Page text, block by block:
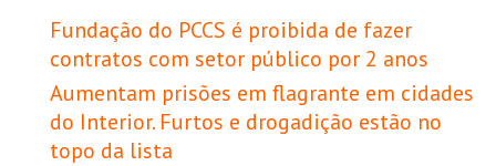
Fundação do PCCS é proibida de fazer
contratos com setor público por 2 anos
Aumentam prisões em flagrante em cidades
do Interior. Furtos e drogadição estão no
topo da lista